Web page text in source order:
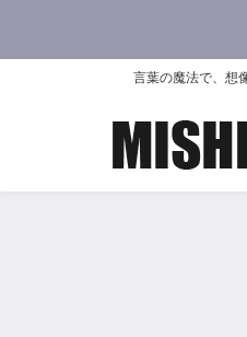
言葉の魔法で、想